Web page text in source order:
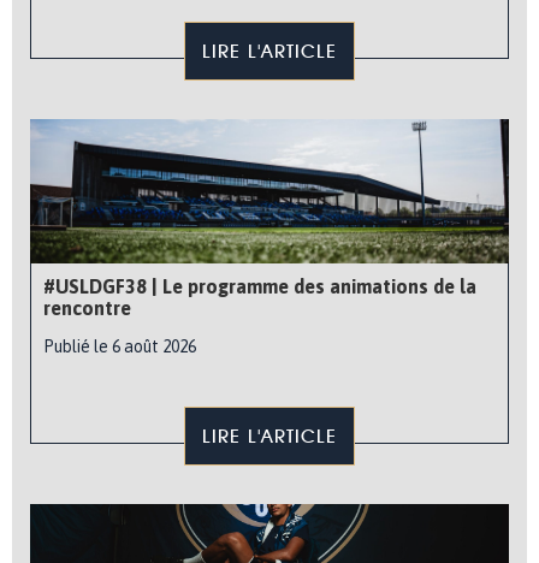
LIRE L'ARTICLE
#USLDGF38 | Le programme des animations de la
rencontre
Publié le 6 août 2026
LIRE L'ARTICLE